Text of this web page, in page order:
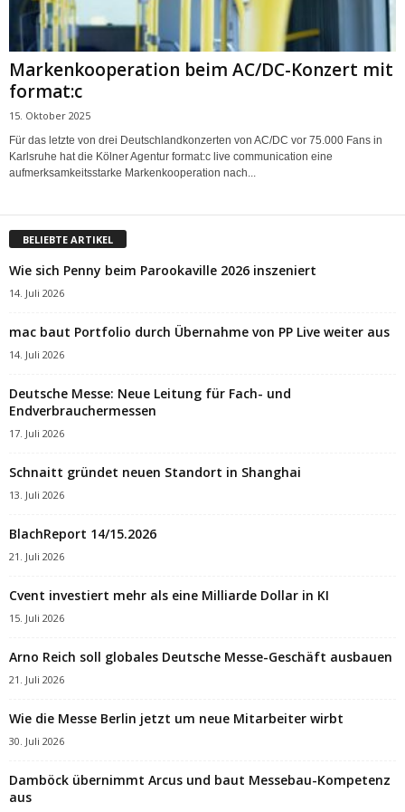
Markenkooperation beim AC/DC-Konzert mit
format:c
15. Oktober 2025
Für das letzte von drei Deutschlandkonzerten von AC/DC vor 75.000 Fans in
Karlsruhe hat die Kölner Agentur format:c live communication eine
aufmerksamkeitsstarke Markenkooperation nach...
BELIEBTE ARTIKEL
Wie sich Penny beim Parookaville 2026 inszeniert
14. Juli 2026
mac baut Portfolio durch Übernahme von PP Live weiter aus
14. Juli 2026
Deutsche Messe: Neue Leitung für Fach- und
Endverbrauchermessen
17. Juli 2026
Schnaitt gründet neuen Standort in Shanghai
13. Juli 2026
BlachReport 14/15.2026
21. Juli 2026
Cvent investiert mehr als eine Milliarde Dollar in KI
15. Juli 2026
Arno Reich soll globales Deutsche Messe-Geschäft ausbauen
21. Juli 2026
Wie die Messe Berlin jetzt um neue Mitarbeiter wirbt
30. Juli 2026
Damböck übernimmt Arcus und baut Messebau-Kompetenz
aus